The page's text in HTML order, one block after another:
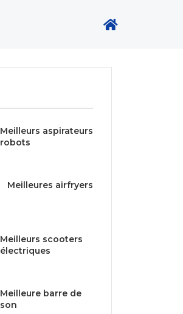
Meilleurs aspirateurs
robots
Meilleures airfryers
Meilleurs scooters
électriques
Meilleure barre de
son